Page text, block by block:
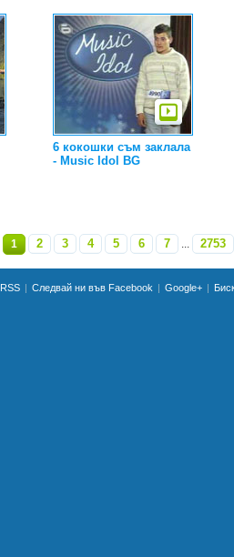
6 кокошки съм заклала
- Music Idol BG
1 2 3 4 5 6 7 ... 2753»
RSS Следвай ни във Facebook Google+